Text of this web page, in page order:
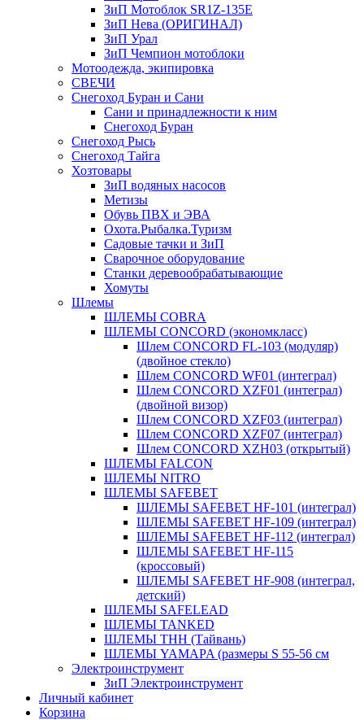
ЗиП Мотоблок SR1Z-135E
ЗиП Нева (ОРИГИНАЛ)
ЗиП Урал
ЗиП Чемпион мотоблоки
Мотоодежда, экипировка
СВЕЧИ
Снегоход Буран и Сани
Сани и принадлежности к ним
Снегоход Буран
Снегоход Рысь
Снегоход Тайга
Хозтовары
ЗиП водяных насосов
Метизы
Обувь ПВХ и ЭВА
Охота.Рыбалка.Туризм
Садовые тачки и ЗиП
Сварочное оборудование
Станки деревообрабатывающие
Хомуты
Шлемы
ШЛЕМЫ COBRA
ШЛЕМЫ CONCORD (экономкласс)
Шлем CONCORD FL-103 (модуляр)
(двойное стекло)
Шлем CONCORD WF01 (интеграл)
Шлем CONCORD XZF01 (интеграл)
(двойной визор)
Шлем CONCORD XZF03 (интеграл)
Шлем CONCORD XZF07 (интеграл)
Шлем CONCORD XZH03 (открытый)
ШЛЕМЫ FALCON
ШЛЕМЫ NITRO
ШЛЕМЫ SAFEBET
ШЛЕМЫ SAFEBET HF-101 (интеграл)
ШЛЕМЫ SAFEBET HF-109 (интеграл)
ШЛЕМЫ SAFEBET HF-112 (интеграл)
ШЛЕМЫ SAFEBET HF-115
(кроссовый)
ШЛЕМЫ SAFEBET HF-908 (интеграл,
детский)
ШЛЕМЫ SAFELEAD
ШЛЕМЫ TANKED
ШЛЕМЫ THH (Тайвань)
ШЛЕМЫ YAMAPA (размеры S 55-56 см
Электроинструмент
ЗиП Электроинструмент
Личный кабинет
Корзина